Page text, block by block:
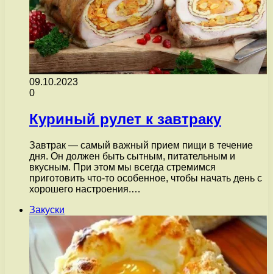
09.10.2023
0
Куриный рулет к завтраку
Завтрак — самый важный прием пищи в течение
дня. Он должен быть сытным, питательным и
вкусным. При этом мы всегда стремимся
приготовить что-то особенное, чтобы начать день с
хорошего настроения.…
Закуски